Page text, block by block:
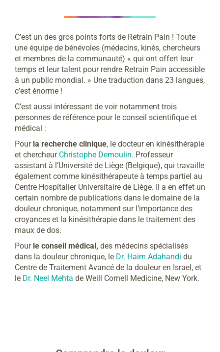
C’est un des gros points forts de Retrain Pain ! Toute
une équipe de bénévoles (médecins, kinés, chercheurs
et membres de la communauté) « qui ont offert leur
temps et leur talent pour rendre Retrain Pain accessible
à un public mondial. » Une traduction dans 23 langues,
c’est énorme !
C’est aussi intéressant de voir notamment trois
personnes de référence pour le conseil scientifique et
médical :
Pourla recherche clinique, le docteur en kinésithérapie
et chercheur Christophe Demoulin. Professeur
assistant à l’Université de Liège (Belgique), qui travaille
également comme kinésithérapeute à temps partiel au
Centre Hospitalier Universitaire de Liège. Il a en effet un
certain nombre de publications dans le domaine de la
douleur chronique, notamment sur l’importance des
croyances et la kinésithérapie dans le traitement des
maux de dos.
Pourle conseil médical, des médecins spécialisés
dans la douleur chronique, le Dr. Haim Adahandi du
Centre de Traitement Avancé de la douleur en Israel, et
le Dr. Neel Mehta de Weill Cornell Medicine, New York.